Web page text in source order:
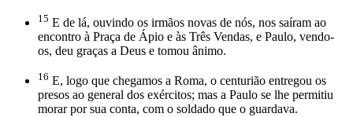
15 E de lá, ouvindo os irmãos novas de nós, nos saíram ao
encontro à Praça de Ápio e às Três Vendas, e Paulo, vendo-
os, deu graças a Deus e tomou ânimo.
16 E, logo que chegamos a Roma, o centurião entregou os
presos ao general dos exércitos; mas a Paulo se lhe permitiu
morar por sua conta, com o soldado que o guardava.